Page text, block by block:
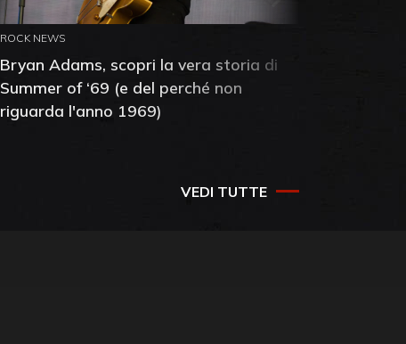
ROCK NEWS
Bryan Adams, scopri la vera storia di
Summer of ‘69 (e del perché non
riguarda l'anno 1969)
VEDI TUTTE